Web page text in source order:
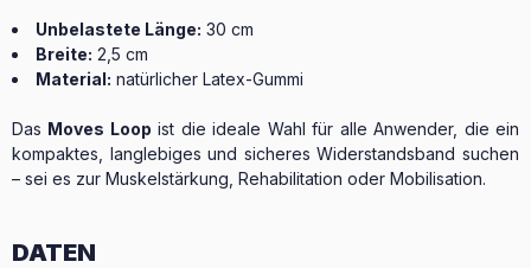
Unbelastete Länge: 30 cm
Breite: 2,5 cm
Material: natürlicher Latex-Gummi
Das Moves Loop ist die ideale Wahl für alle Anwender, die ein
kompaktes, langlebiges und sicheres Widerstandsband suchen
– sei es zur Muskelstärkung, Rehabilitation oder Mobilisation.
DATEN